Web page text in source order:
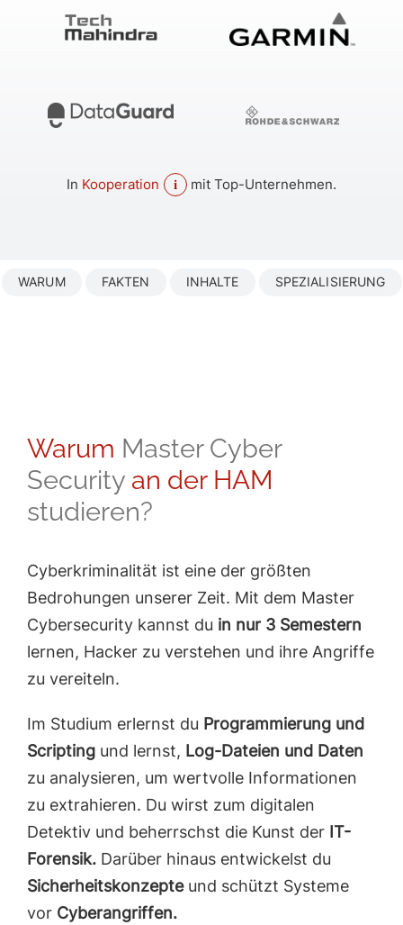
In Kooperation mit Top-Unternehmen.
WARUM FAKTEN INHALTE SPEZIALISIERUNG
Warum Master Cyber
Security an der HAM
studieren?
Cyberkriminalität ist eine der größten
Bedrohungen unserer Zeit. Mit dem Master
Cybersecurity kannst du in nur 3 Semestern
lernen, Hacker zu verstehen und ihre Angriffe
zu vereiteln.
Im Studium erlernst du Programmierung und
Scriptingund lernst, Log-Dateien und Daten
zu analysieren, um wertvolle Informationen
zu extrahieren. Du wirst zum digitalen
Detektiv und beherrschst die Kunst derIT-
Forensik.Darüber hinaus entwickelst du
Sicherheits­konzepteund schützt Systeme
vor Cyberangriffen.